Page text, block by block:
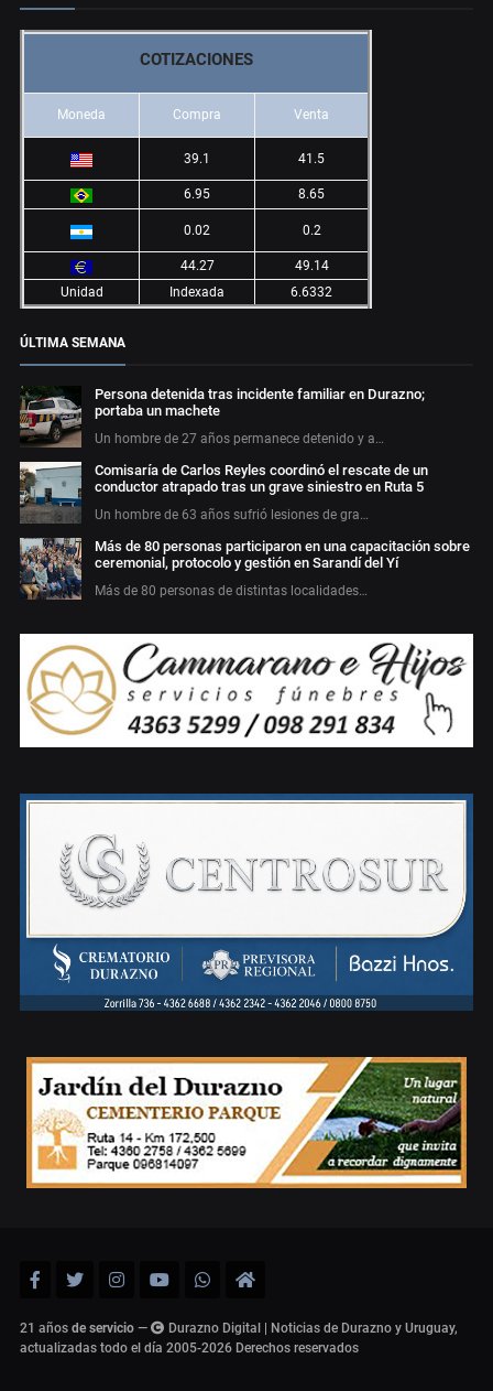
COTIZACIONES
Moneda Compra Venta
39.1 41.5
6.95 8.65
0.02 0.2
44.27
49.14
Unidad
Indexada 6.6332
ÚLTIMA SEMANA
Persona detenida tras incidente familiar en Durazno;
portaba un machete
Un hombre de 27 años permanece detenido y a…
Comisaría de Carlos Reyles coordinó el rescate de un
conductor atrapado tras un grave siniestro en Ruta 5
Un hombre de 63 años sufrió lesiones de gra…
Más de 80 personas participaron en una capacitación sobre
ceremonial, protocolo y gestión en Sarandí del Yí
Más de 80 personas de distintas localidades…
21 años de servicio —
Durazno Digital | Noticias de Durazno y Uruguay,
actualizadas todo el día 2005-2026 Derechos reservados